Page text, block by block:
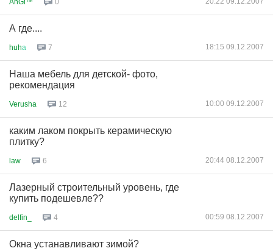
0
А где....
huhа 7 18:15 09.12.2007
Наша мебель для детской- фото,
рекомендация
Verusha 12 10:00 09.12.2007
каким лаком покрыть керамическую
плитку?
law 6 20:44 08.12.2007
Лазерный строительный уровень, где
купить подешевле??
delfin_ 4 00:59 08.12.2007
Окна устанавливают зимой?